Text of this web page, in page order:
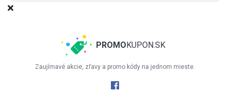
PROMOKUPON.SK
Zaujímavé akcie, zľavy a promo kódy na jednom mieste.